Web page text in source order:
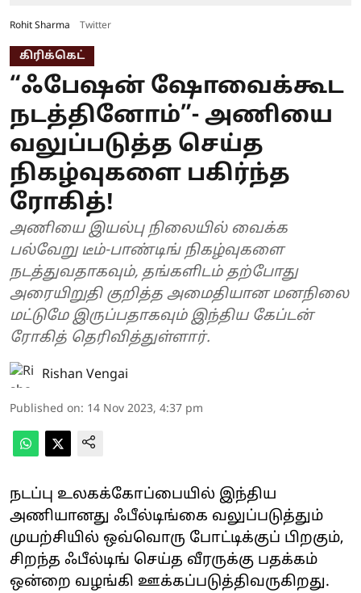
Rohit Sharma Twitter
கிரிக்கெட்
“ஃபேஷன் ஷோவைக்கூட
நடத்தினோம்”- அணியை
வலுப்படுத்த செய்த
நிகழ்வுகளை பகிர்ந்த
ரோகித்!
அணியை இயல்பு நிலையில் வைக்க
பல்வேறு டீம்-பாண்டிங் நிகழ்வுகளை
நடத்துவதாகவும், தங்களிடம் தற்போது
அரையிறுதி குறித்த அமைதியான மனநிலை
மட்டுமே இருப்பதாகவும் இந்திய கேப்டன்
ரோகித் தெரிவித்துள்ளார்.
Rishan Vengai
Published on: 14 Nov 2023, 4:37 pm
நடப்பு உலகக்கோப்பையில் இந்திய
அணியானது ஃபீல்டிங்கை வலுப்படுத்தும்
முயற்சியில் ஒவ்வொரு போட்டிக்குப் பிறகும்,
சிறந்த ஃபீல்டிங் செய்த வீரருக்கு பதக்கம்
ஒன்றை வழங்கி ஊக்கப்படுத்திவருகிறது.